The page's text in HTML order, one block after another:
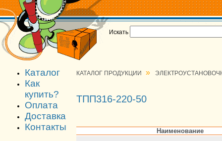
Искать
Каталог
Как
купить?
Оплата
Доставка
Контакты
КАТАЛОГ ПРОДУКЦИИ »
ТПП316-220-50
Наименование